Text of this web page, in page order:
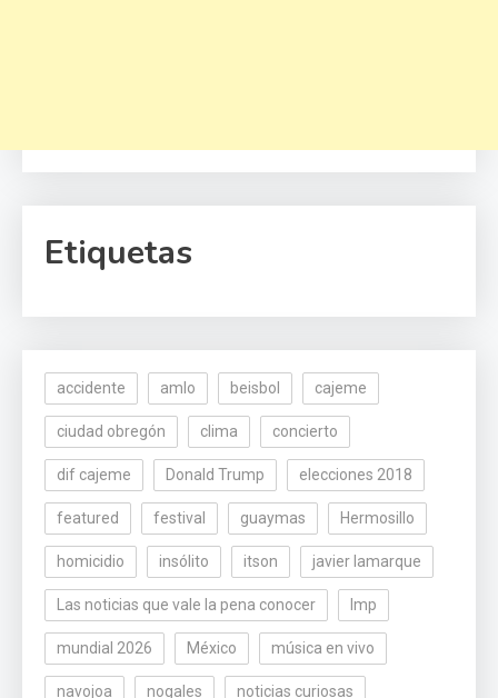
Etiquetas
accidente amlo beisbol cajeme
ciudad obregón clima concierto
dif cajeme Donald Trump elecciones 2018
featured festival guaymas Hermosillo
homicidio insólito itson javier lamarque
Las noticias que vale la pena conocer lmp
mundial 2026 México música en vivo
navojoa nogales noticias curiosas